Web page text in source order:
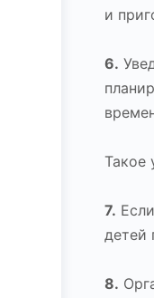
и
6.
Такое
7.
детей
8.